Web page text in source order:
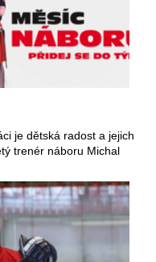
je dětská radost a jejich
trenér náboru Michal